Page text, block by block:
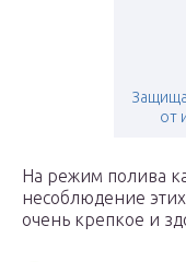
от
На режим полива
несоблюдение
очень крепкое и